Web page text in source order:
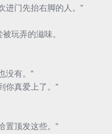
进门先抬右脚的人。”
玩弄的滋味。
没有。”
你真爱上了。”
置顶发这些。”